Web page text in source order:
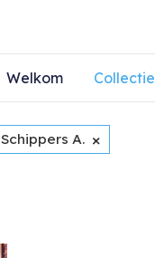
Welkom Collectie
Schippers A. ×